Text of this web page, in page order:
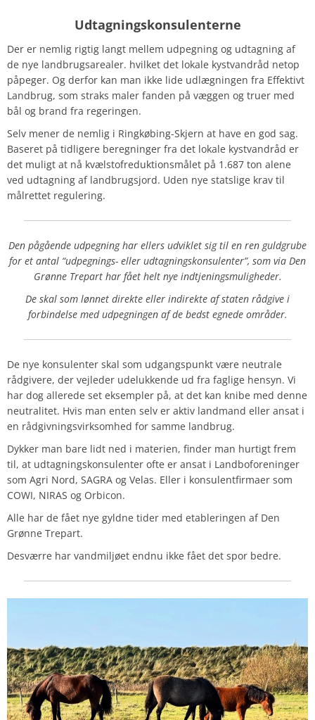
Udtagningskonsulenterne
Der er nemlig rigtig langt mellem udpegning og udtagning af
de nye landbrugsarealer. hvilket det lokale kystvandråd netop
påpeger. Og derfor kan man ikke lide udlægningen fra Effektivt
Landbrug, som straks maler fanden på væggen og truer med
bål og brand fra regeringen.
Selv mener de nemlig i Ringkøbing-Skjern at have en god sag.
Baseret på tidligere beregninger fra det lokale kystvandråd er
det muligt at nå kvælstofreduktionsmålet på 1.687 ton alene
ved udtagning af landbrugsjord. Uden nye statslige krav til
målrettet regulering.
Den pågående udpegning har ellers udviklet sig til en ren guldgrube
for et antal “udpegnings- eller udtagningskonsulenter”, som via Den
Grønne Trepart har fået helt nye indtjeningsmuligheder.
De skal som lønnet direkte eller indirekte af staten rådgive i
forbindelse med udpegningen af de bedst egnede områder.
De nye konsulenter skal som udgangspunkt være neutrale
rådgivere, der vejleder udelukkende ud fra faglige hensyn. Vi
har dog allerede set eksempler på, at det kan knibe med denne
neutralitet. Hvis man enten selv er aktiv landmand eller ansat i
en rådgivningsvirksomhed for samme landbrug.
Dykker man bare lidt ned i materien, finder man hurtigt frem
til, at udtagningskonsulenter ofte er ansat i Landboforeninger
som Agri Nord, SAGRA og Velas. Eller i konsulentfirmaer som
COWI, NIRAS og Orbicon.
Alle har de fået nye gyldne tider med etableringen af Den
Grønne Trepart.
Desværre har vandmiljøet endnu ikke fået det spor bedre.